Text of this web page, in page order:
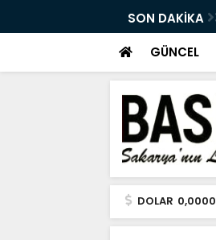
SON DAKİKA
Kamp Programı Değişti
GÜNCEL
DOLAR 0,0000